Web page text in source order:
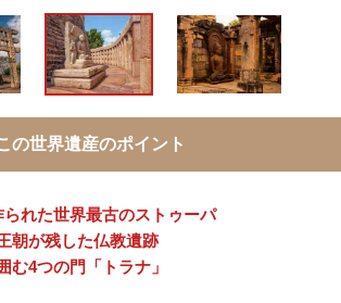
の世界遺産のポイント
られた世界最古のストゥーパ
朝が残した仏教遺跡
む4つの門「トラナ」